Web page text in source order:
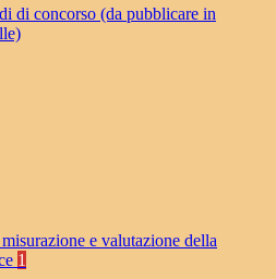
di concorso (da pubblicare in
e valutazione della
1